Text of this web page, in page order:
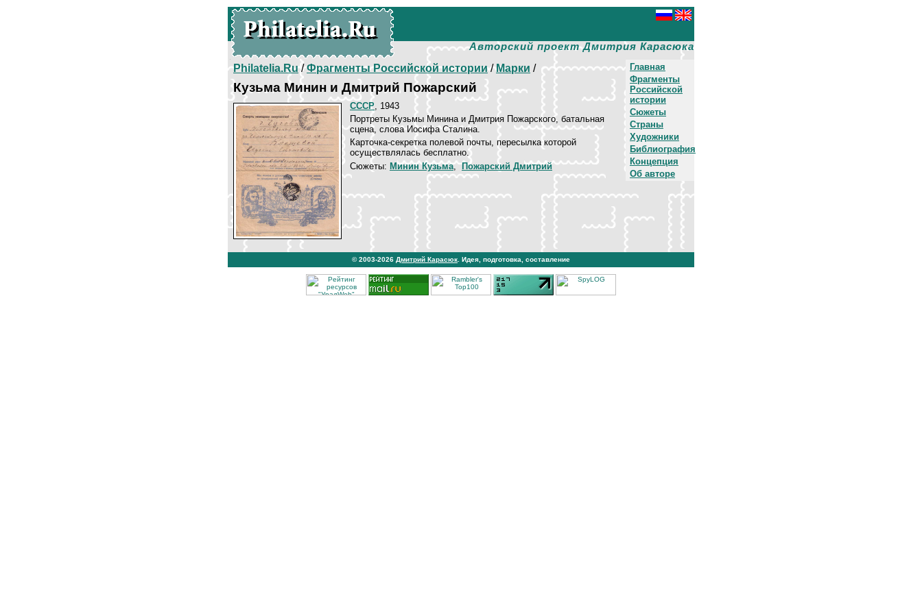
Авторский проект Дмитрия Карасюка
Главная
Фрагменты
Российской
истории
Сюжеты
Страны
Художники
Библиография
Концепция
Об авторе
Philatelia.Ru/Фрагменты Российской истории/Марки /
Кузьма Минин и Дмитрий Пожарский
СССР, 1943
Портреты Кузьмы Минина и Дмитрия Пожарского, батальная
сцена, слова Иосифа Сталина.
Карточка-секретка полевой почты, пересылка которой
осуществлялась бесплатно.
Сюжеты: Минин Кузьма,Пожарский Дмитрий
© 2003-2026 Дмитрий Карасюк . Идея, подготовка, составление